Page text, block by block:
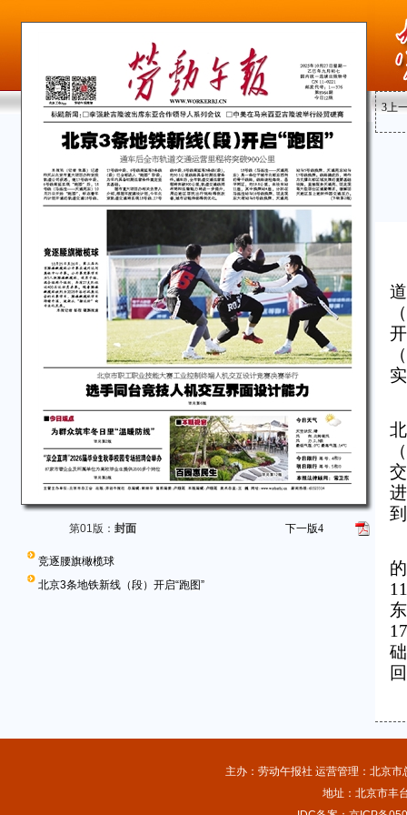
第01版： 封面 下一版4
竞逐腰旗橄榄球
北京3条地铁新线（段）开启“跑图”
3上
主办：劳动午报社 运营管理：北京
地址：北京市丰